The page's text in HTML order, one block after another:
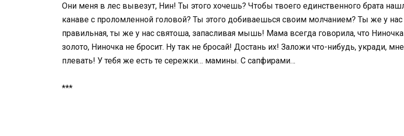
Они меня в лес вывезут, Нин! Ты этого хочешь? Чтобы твоего единственного брата
канаве с проломленной головой? Ты этого добиваешься своим молчанием? Ты же у нас
правильная, ты же у нас святоша, запасливая мышь! Мама всегда говорила, что
золото, Ниночка не бросит. Ну так не бросай! Достань их! Заложи что-нибудь, укради, мне
плевать! У тебя же есть те сережки… мамины. С сапфирами…
***